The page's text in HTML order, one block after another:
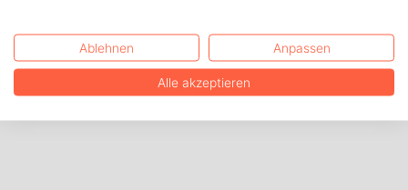
Ablehnen Anpassen
Alle akzeptieren